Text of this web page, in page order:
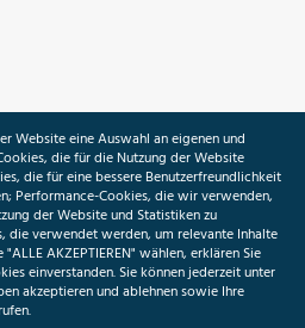
Initiative
Gesundheitsforschung
Website eine Auswahl an eigenen und
die für die Nutzung der Website
die für eine bessere Benutzerfreundlichkeit
Performance-Cookies, die wir verwenden,
der Website und Statistiken zu
die verwendet werden, um relevante Inhalte
AKZEPTIEREN" wählen, erklären Sie
einverstanden. Sie können jederzeit unter
akzeptieren und ablehnen sowie Ihre